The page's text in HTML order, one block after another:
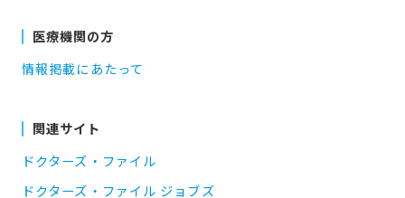
医療機関の方
情報掲載にあたって
関連サイト
ドクターズ・ファイル
ドクターズ・ファイル ジョブズ